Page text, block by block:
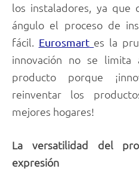
los instaladores, ya que
ángulo el proceso de
fácil. Eurosmart es la
innovación no se limita
producto porque
reinventar los
mejores hogares!
La versatilidad del
expresión